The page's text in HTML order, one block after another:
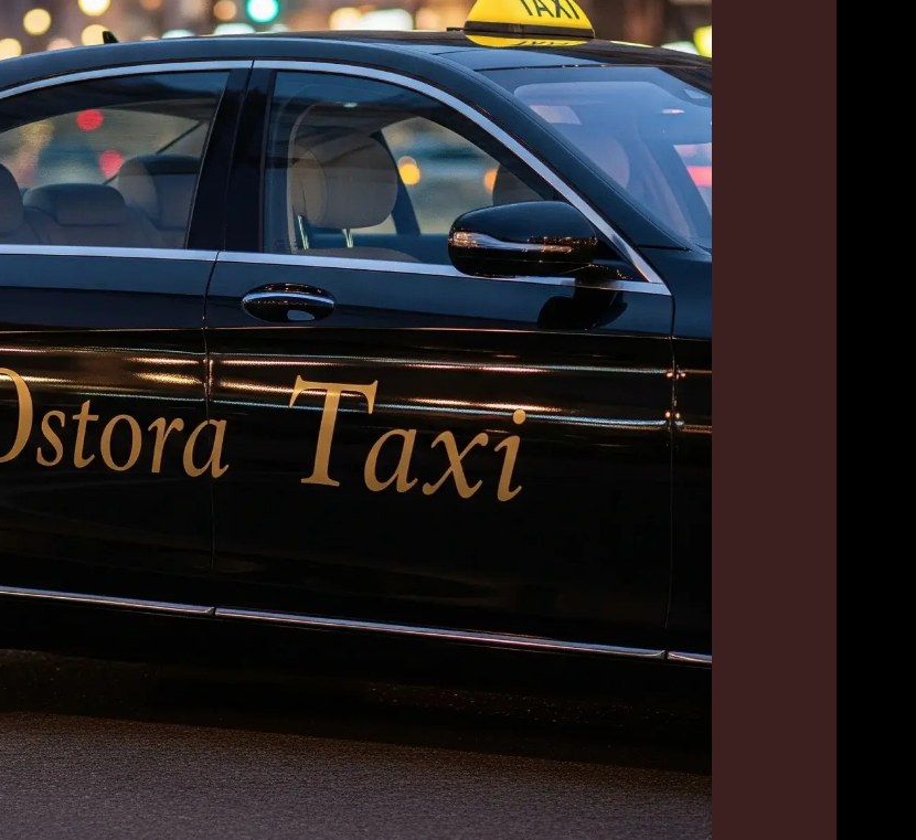
خدمة
تكسي
في
كل
مناطق
الكويت
من
تكسي
الأسطورة